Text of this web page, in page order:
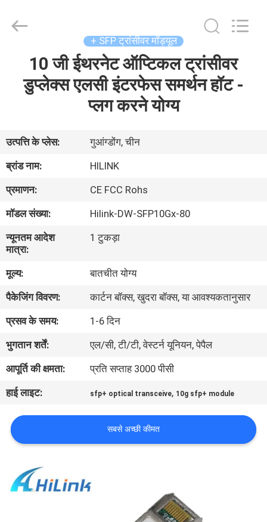
हमारे
बारे
में
कारखाने
का
गुणवत्ता
नियंत्रण
हमसे
संपर्क
करें
समाचार
मामले
Technology
Co.,Ltd..
+ SFP ट्रांसीवर मॉड्यूल
10 जी ईथरनेट ऑप्टिकल ट्रांसीवर
डुप्लेक्स एलसी इंटरफेस समर्थन हॉट -
प्लग करने योग्य
उत्पत्ति के प्लेस:
गुआंग्डोंग, चीन
ब्रांड नाम:
HILINK
प्रमाणन:
CE FCC Rohs
मॉडल संख्या:
Hilink-DW-SFP10Gx-80
न्यूनतम आदेश
मात्रा:
1 टुकड़ा
मूल्य:
बातचीत योग्य
पैकेजिंग विवरण:
कार्टन बॉक्स, खुदरा बॉक्स, या आवश्यकतानुसार
प्रसव के समय:
1-6 दिन
भुगतान शर्तें:
एल/सी, टी/टी, वेस्टर्न यूनियन, पेपैल
आपूर्ति की क्षमता:
प्रति सप्ताह 3000 पीसी
हाई लाइट:
sfp+ optical transceive, 10g sfp+ module
सबसे अच्छी कीमत